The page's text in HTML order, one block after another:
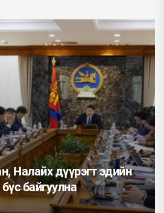
Налайх дүүрэгт эдийн
байгуулна